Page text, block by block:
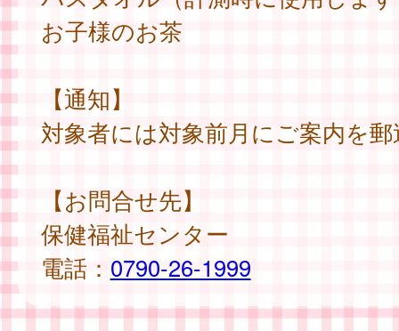
お子様のお茶
【通知】
対象者には対象前月にご案内を
【お問合せ先】
保健福祉センター
電話： 0790-26-1999